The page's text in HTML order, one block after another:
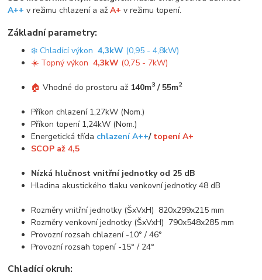
A++ v režimu chlazení a ažA+ v režimu topení.
Základní parametry:
❄️ Chladící výkon4,3kW (0,95 - 4,8kW)
☀️ Topný výkon4,3kW (0,75 - 7kW)
🏠Vhodné do prostoru až 140m3 / 55m2
Příkon chlazení 1,27kW (Nom.)
Příkon topení 1,24kW (Nom.)
Energetická třída chlazení A++/ topení A+
SCOP až 4,5
Nízká hlučnost vnitřní jednotky od 25 dB
Hladina akustického tlaku venkovní jednotky 48 dB
Rozměry vnitřní jednotky (ŠxVxH) 820x299x215 mm
Rozměry venkovní jednotky (ŠxVxH) 790x548x285 mm
Provozní rozsah chlazení -10° / 46°
Provozní rozsah topení -15° / 24°
Chladící okruh: